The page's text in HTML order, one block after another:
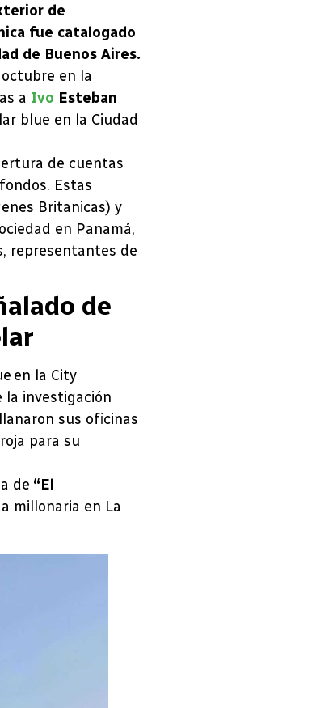
de
fue catalogado
de Buenos Aires.
en la
a Ivo Esteban
blue en la Ciudad
de cuentas
Estas
Britanicas) y
en Panamá,
representantes de
de
en la City
la investigación
sus oficinas
para su
de “El
millonaria en La